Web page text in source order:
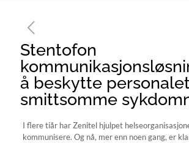
Stentofon
å beskytte
smittsomme
I flere tiår har Zenitel hjulpet
kommunisere. Og nå, mer enn noen gang, er